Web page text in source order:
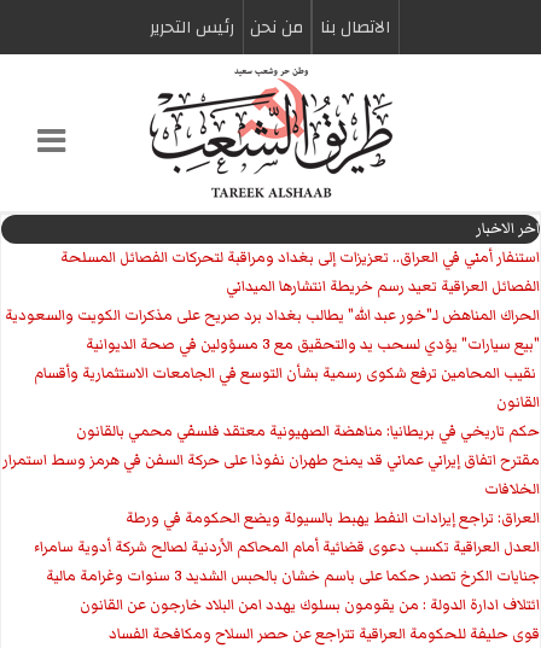
الاتصال بنا من نحن رئیس التحریر
اخر الاخبار
استنفار أمني في العراق.. تعزيزات إلى بغداد ومراقبة لتحركات الفصائل المسلحة
الفصائل العراقية تعيد رسم خريطة انتشارها الميداني
الحراك المناهض لـ"خور عبد الله" يطالب بغداد برد صريح على مذكرات الكويت والسعودية
"بيع سيارات" يؤدي لسحب يد والتحقيق مع 3 مسؤولين في صحة الديوانية
‏ نقيب المحامين ترفع شكوى رسمية بشأن التوسع في الجامعات الاستثمارية وأقسام
القانون
حكم تاريخي في بريطانيا: مناهضة الصهيونية معتقد فلسفي محمي بالقانون
مقترح اتفاق إيراني عماني قد يمنح طهران نفوذا على حركة السفن في هرمز وسط استمرار
الخلافات
العراق: تراجع إيرادات النفط يهبط بالسيولة ويضع الحكومة في ورطة
العدل العراقية تكسب دعوى قضائية أمام المحاكم الأردنية لصالح شركة أدوية سامراء
جنايات الكرخ تصدر حكما على باسم خشان بالحبس الشديد 3 سنوات وغرامة مالية
ائتلاف ادارة الدولة : من يقومون بسلوك يهدد امن البلاد خارجون عن القانون
قوى حليفة للحكومة العراقية تتراجع عن حصر السلاح ومكافحة الفساد